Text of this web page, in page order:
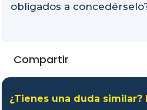
obligados a
Compartir
¿Tienes una duda similar?